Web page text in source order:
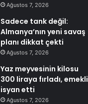
Ağustos 7, 2026
Sadece tank değil:
Almanya’nın yeni savaş
planı dikkat çekti
Ağustos 7, 2026
Yaz meyvesinin kilosu
300 liraya fırladı, emekli
isyan etti
Ağustos 7, 2026